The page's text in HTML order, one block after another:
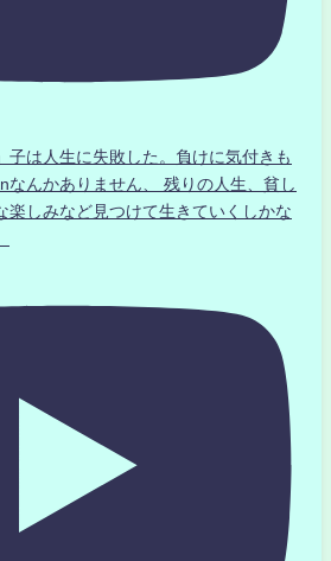
子は人生に失敗した。負けに気付きも
なんかありません、 残りの人生、貧し
楽しみなど見つけて生きていくしかな